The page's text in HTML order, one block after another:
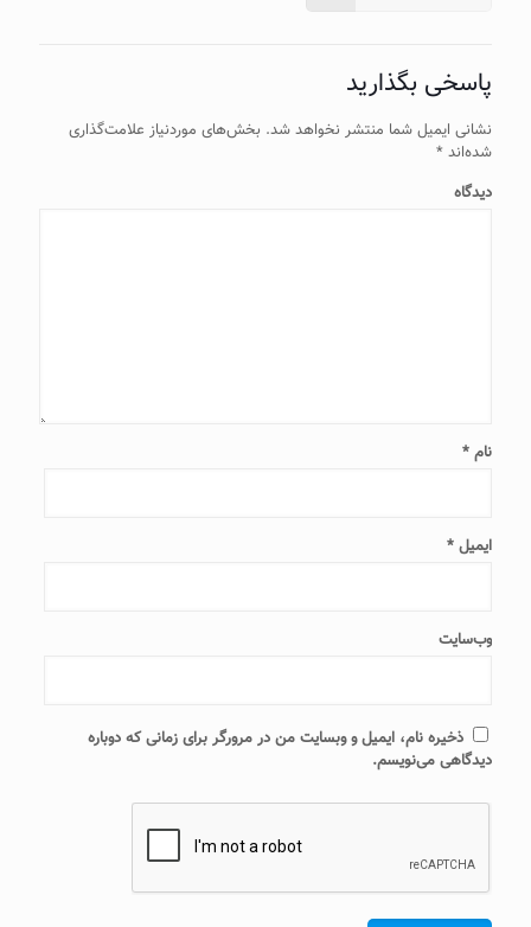
پاسخی بگذارید
نشانی ایمیل شما منتشر نخواهد شد. بخش‌های موردنیاز علامت‌گذاری
شده‌اند *
دیدگاه
نام *
ایمیل *
وب‌سایت
ذخیره نام، ایمیل و وبسایت من در مرورگر برای زمانی که دوباره
دیدگاهی می‌نویسم.